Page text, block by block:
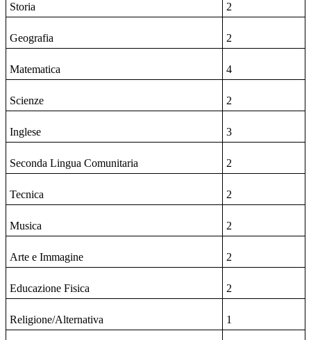
Storia 2
Geografia 2
Matematica 4
Scienze 2
Inglese 3
Seconda Lingua Comunitaria 2
Tecnica 2
Musica 2
Arte e Immagine 2
Educazione Fisica 2
Religione/Alternativa 1